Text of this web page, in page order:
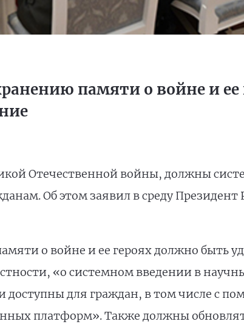
памяти о войне и
Отечественной войны, должны
Об этом заявил в среду Президент
о войне и ее героях должно быть
«о системном введении в
доступны для граждан, в том числе с
платформ». Также должны